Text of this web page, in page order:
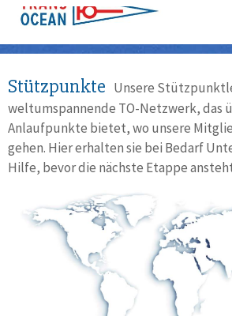
Stützpunkte Unsere
weltumspannende TO-Netzwerk, das
Anlaufpunkte bietet, wo unsere
gehen. Hier erhalten sie bei Bedarf
Hilfe, bevor die nächste Etappe